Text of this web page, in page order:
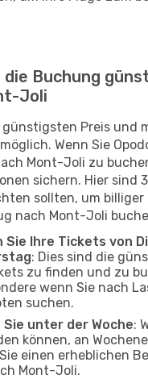
Buchung
Joli
günstigsten Preis und
Wenn Sie
Mont-Joli zu
sichern. Hier sind
sollten, um
nach Mont-Joli
Sie Ihre Tickets von
: Dies sind die
zu finden und zu
wenn Sie nach
suchen.
Sie unter der Woche:
können, an
einen erheblichen
Mont-Joli.